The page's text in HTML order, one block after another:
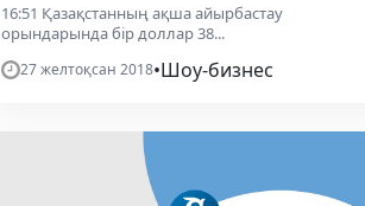
16:51 Қазақстанның ақша айырбастау
орындарында бір доллар 38...
27 желтоқсан 2018•Шоу-бизнес